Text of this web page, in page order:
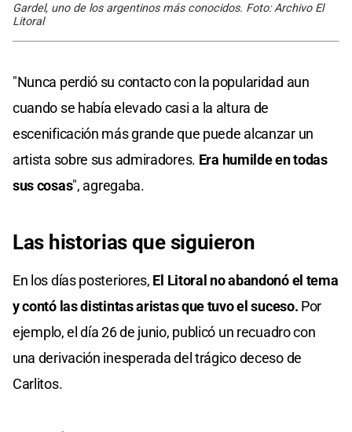
Gardel, uno de los argentinos más conocidos. Foto: Archivo El
Litoral
"Nunca perdió su contacto con la popularidad aun
cuando se había elevado casi a la altura de
escenificación más grande que puede alcanzar un
artista sobre sus admiradores. Era humilde en todas
sus cosas", agregaba.
Las historias que siguieron
En los días posteriores, El Litoral no abandonó el tema
y contó las distintas aristas que tuvo el suceso. Por
ejemplo, el día 26 de junio, publicó un recuadro con
una derivación inesperada del trágico deceso de
Carlitos.